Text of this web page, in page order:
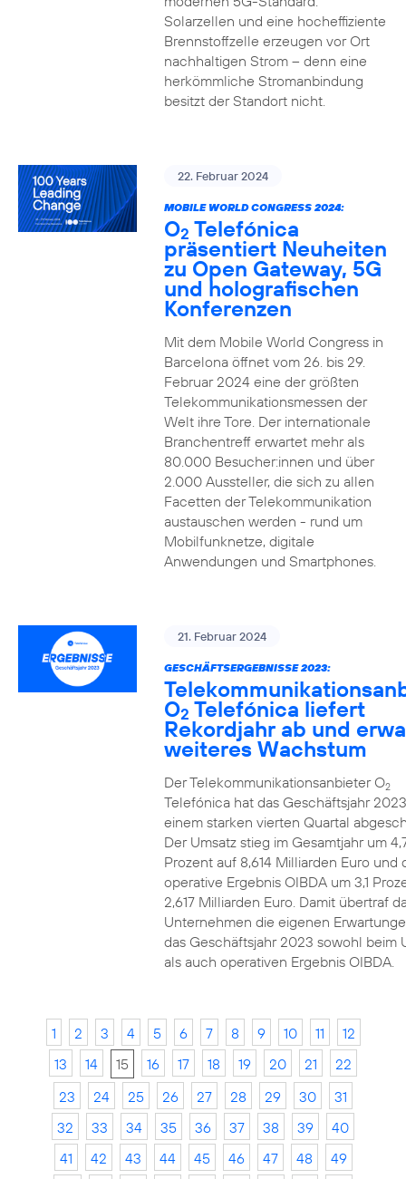
Solarzellen und eine hocheffiziente
Brennstoffzelle erzeugen vor Ort
nachhaltigen Strom – denn eine
herkömmliche Stromanbindung
besitzt der Standort nicht.
22. Februar 2024
MOBILE WORLD CONGRESS 2024:
O2 Telefónica
präsentiert Neuheiten
zu Open Gateway, 5G
und holografischen
Konferenzen
Mit dem Mobile World Congress in
Barcelona öffnet vom 26. bis 29.
Februar 2024 eine der größten
Telekommunikationsmessen der
Welt ihre Tore. Der internationale
Branchentreff erwartet mehr als
80.000 Besucher:innen und über
2.000 Aussteller, die sich zu allen
Facetten der Telekommunikation
austauschen werden - rund um
Mobilfunknetze, digitale
Anwendungen und Smartphones.
21. Februar 2024
GESCHÄFTSERGEBNISSE 2023:
O2 Telefónica liefert
Rekordjahr ab und
weiteres Wachstum
Der Telekommunikationsanbieter O2
Telefónica hat das Geschäftsjahr
einem starken vierten Quartal
Der Umsatz stieg im Gesamtjahr um
Prozent auf 8,614 Milliarden Euro und
operative Ergebnis OIBDA um 3,1
2,617 Milliarden Euro. Damit übertraf
Unternehmen die eigenen
das Geschäftsjahr 2023 sowohl beim
als auch operativen Ergebnis OIBDA.
1 2 3 4 5 6 7 8 9 10 11
12
13
14 15 16 17 18 19 20 21
22
23
24 25 26 27 28 29 30
31
32
33 34 35 36 37 38 39
40
41
42 43 44 45 46 47 48
49